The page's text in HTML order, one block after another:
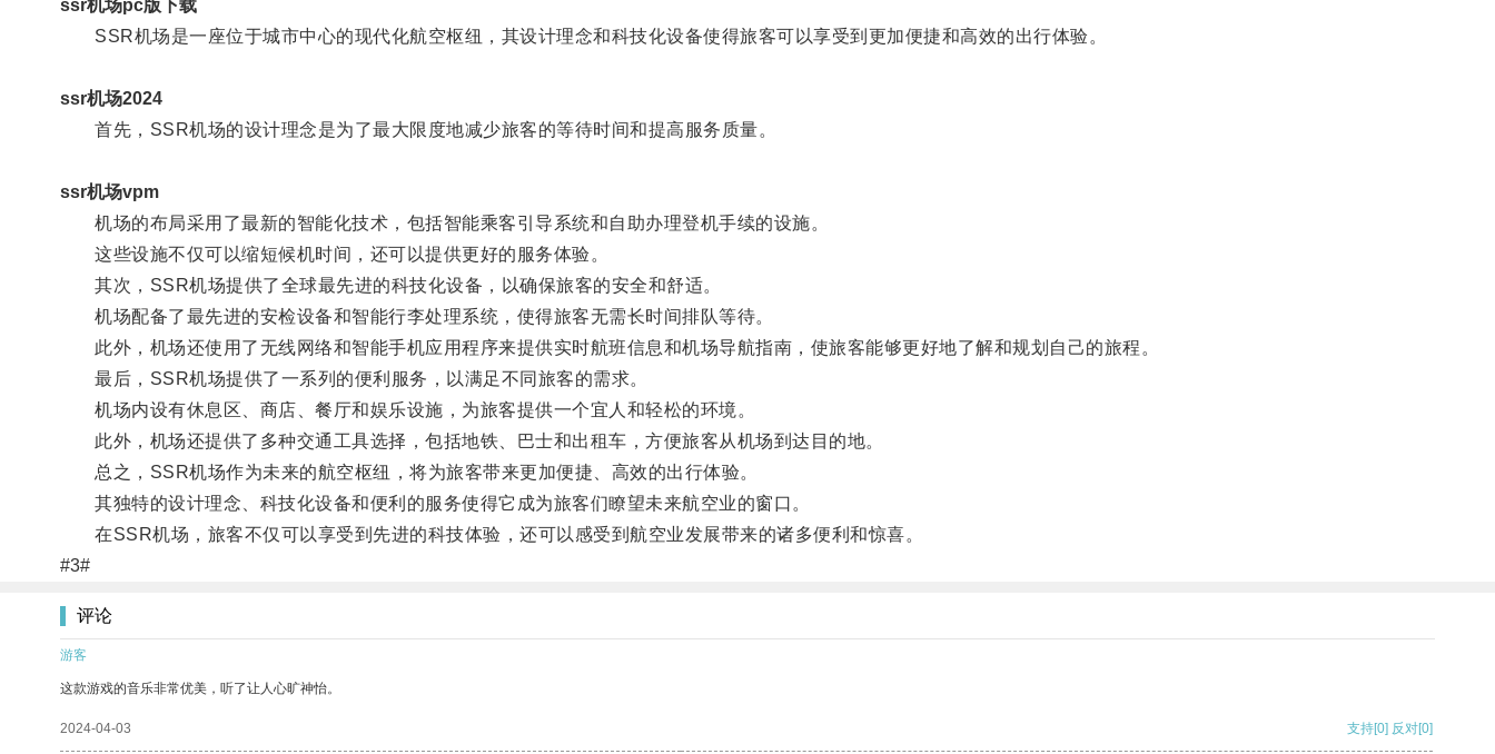
ssr机场pc版下载
SSR机场是一座位于城市中心的现代化航空枢纽，其设计理念和科技化设备使得旅客可以享受到更加便捷和高效的出行体验。
ssr机场2024
首先，SSR机场的设计理念是为了最大限度地减少旅客的等待时间和提高服务质量。
ssr机场vpm
机场的布局采用了最新的智能化技术，包括智能乘客引导系统和自助办理登机手续的设施。
这些设施不仅可以缩短候机时间，还可以提供更好的服务体验。
其次，SSR机场提供了全球最先进的科技化设备，以确保旅客的安全和舒适。
机场配备了最先进的安检设备和智能行李处理系统，使得旅客无需长时间排队等待。
此外，机场还使用了无线网络和智能手机应用程序来提供实时航班信息和机场导航指南，使旅客能够更好地了解和规划自己的旅程。
最后，SSR机场提供了一系列的便利服务，以满足不同旅客的需求。
机场内设有休息区、商店、餐厅和娱乐设施，为旅客提供一个宜人和轻松的环境。
此外，机场还提供了多种交通工具选择，包括地铁、巴士和出租车，方便旅客从机场到达目的地。
总之，SSR机场作为未来的航空枢纽，将为旅客带来更加便捷、高效的出行体验。
其独特的设计理念、科技化设备和便利的服务使得它成为旅客们瞭望未来航空业的窗口。
在SSR机场，旅客不仅可以享受到先进的科技体验，还可以感受到航空业发展带来的诸多便利和惊喜。
#3#
评论
游客
这款游戏的音乐非常优美，听了让人心旷神怡。
2024-04-03 支持[0] 反对[0]